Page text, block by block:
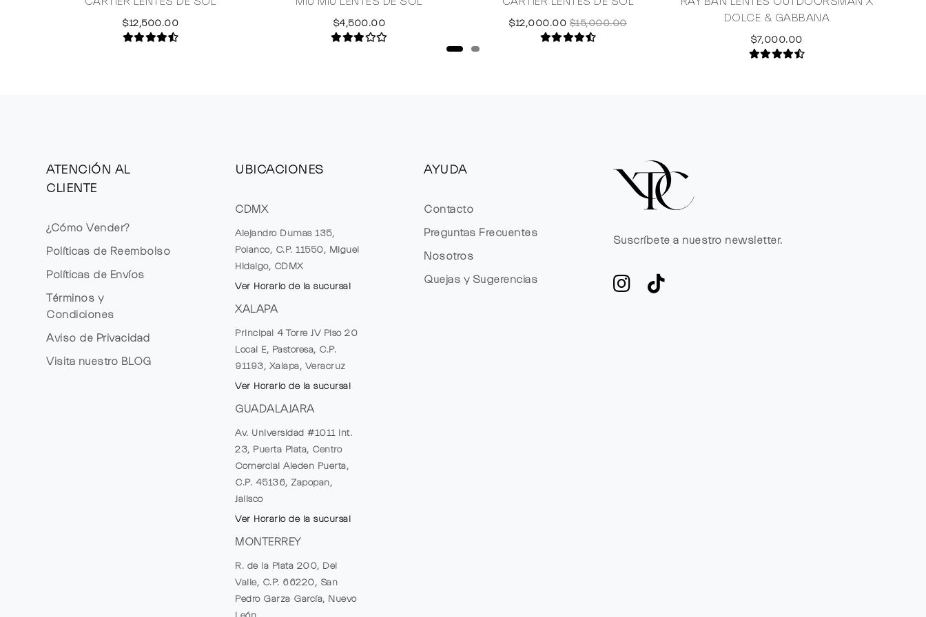
$12,500.00 $4,500.00 $12,000.00 $15,000.00
DOLCE & GABBANA
$7,000.00
ATENCIÓN AL
CLIENTE
¿Cómo Vender?
Políticas de Reembolso
Políticas de Envíos
Términos y
Condiciones
Aviso de Privacidad
Visita nuestro BLOG
UBICACIONES
CDMX
Alejandro Dumas 135,
Polanco, C.P. 11550, Miguel
Hidalgo, CDMX
Ver Horario de la sucursal
XALAPA
Principal 4 Torre JV Piso 20
Local E, Pastoresa, C.P.
91193, Xalapa, Veracruz
Ver Horario de la sucursal
GUADALAJARA
Av. Universidad #1011 Int.
23, Puerta Plata, Centro
Comercial Aleden Puerta,
C.P. 45136, Zapopan,
Jalisco
Ver Horario de la sucursal
MONTERREY
R. de la Plata 200, Del
Valle, C.P. 66220, San
Pedro Garza García, Nuevo
AYUDA
Contacto
Preguntas Frecuentes
Nosotros
Quejas y Sugerencias
Suscríbete a nuestro newsletter.